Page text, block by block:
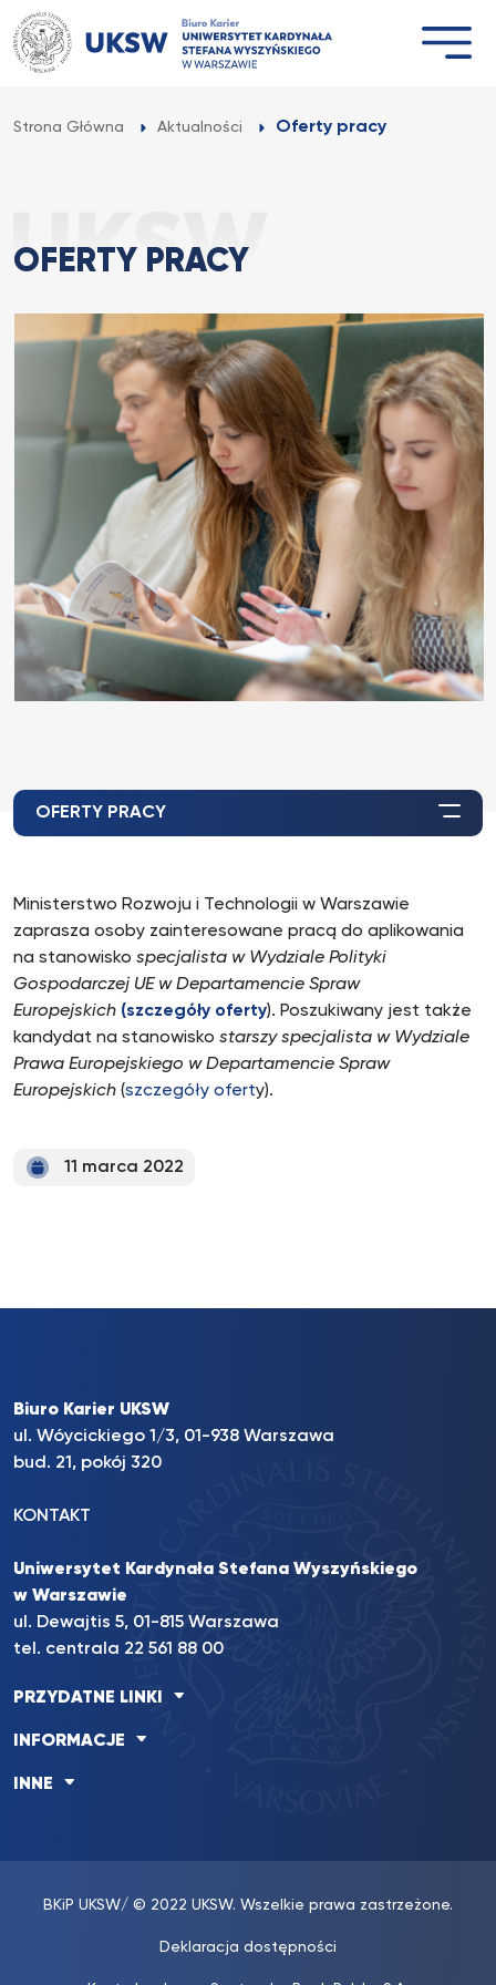
Przejdź
do
treści
Strona Główna Aktualności Oferty pracy
OFERTY PRACY
OFERTY PRACY
Ministerstwo Rozwoju i Technologii w Warszawie
zaprasza osoby zainteresowane pracą do aplikowania
na stanowisko specjalista w Wydziale Polityki
Gospodarczej UE w Departamencie Spraw
Europejskich (szczegóły oferty). Poszukiwany jest także
kandydat na stanowisko starszy specjalista w Wydziale
Prawa Europejskiego w Departamencie Spraw
Europejskich (szczegóły oferty).
11 marca 2022
Biuro Karier UKSW
ul. Wóycickiego 1/3, 01-938 Warszawa
bud. 21, pokój 320
KONTAKT
Uniwersytet Kardynała Stefana Wyszyńskiego
w Warszawie
ul. Dewajtis 5, 01-815 Warszawa
tel. centrala 22 561 88 00
PRZYDATNE LINKI
INFORMACJE
INNE
BKiP UKSW/ © 2022 UKSW. Wszelkie prawa zastrzeżone.
Deklaracja dostępności